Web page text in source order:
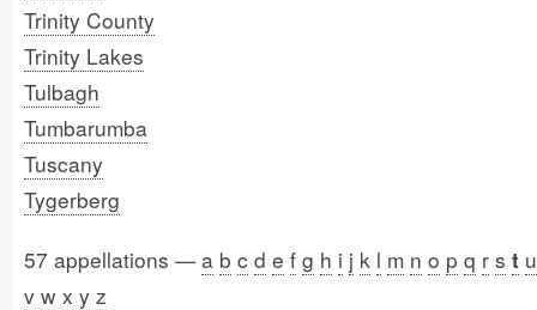
Trinity County
Trinity Lakes
Tulbagh
Tumbarumba
Tuscany
Tygerberg
57 appellations —a b c d e f g h i j k l m n o p q r s t u
v w x y z